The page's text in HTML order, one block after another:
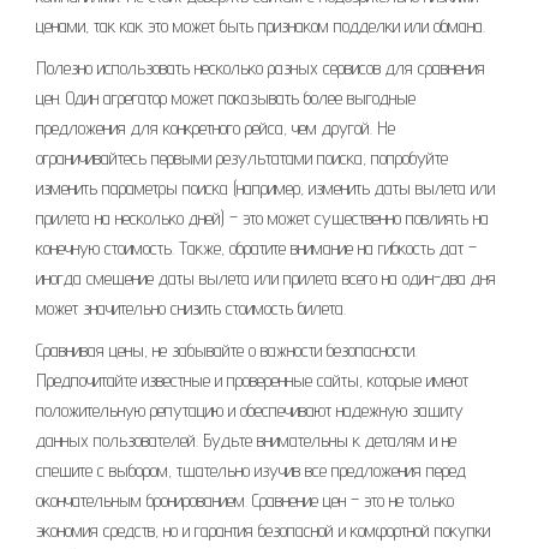
ценами, так как это может быть признаком подделки или обмана.
Полезно использовать несколько разных сервисов для сравнения
цен. Один агрегатор может показывать более выгодные
предложения для конкретного рейса, чем другой. Не
ограничивайтесь первыми результатами поиска, попробуйте
изменить параметры поиска (например, изменить даты вылета или
прилета на несколько дней) – это может существенно повлиять на
конечную стоимость. Также, обратите внимание на гибкость дат –
иногда смещение даты вылета или прилета всего на один-два дня
может значительно снизить стоимость билета.
Сравнивая цены, не забывайте о важности безопасности.
Предпочитайте известные и проверенные сайты, которые имеют
положительную репутацию и обеспечивают надежную защиту
данных пользователей. Будьте внимательны к деталям и не
спешите с выбором, тщательно изучив все предложения перед
окончательным бронированием. Сравнение цен – это не только
экономия средств, но и гарантия безопасной и комфортной покупки